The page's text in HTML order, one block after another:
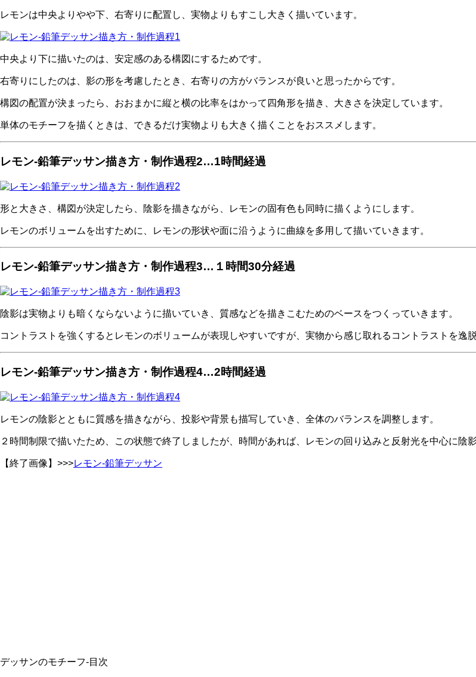
レモンは中央よりやや下、右寄りに配置し、実物よりもすこし大きく描いています。
中央より下に描いたのは、安定感のある構図にするためです。
右寄りにしたのは、影の形を考慮したとき、右寄りの方がバランスが良いと思ったからです。
構図の配置が決まったら、おおまかに縦と横の比率をはかって四角形を描き、大きさを決定しています。
単体のモチーフを描くときは、できるだけ実物よりも大きく描くことをおススメします。
レモン-鉛筆デッサン描き方・制作過程2…1時間経過
形と大きさ、構図が決定したら、陰影を描きながら、レモンの固有色も同時に描くようにします。
レモンのボリュームを出すために、レモンの形状や面に沿うように曲線を多用して描いていきます。
レモン-鉛筆デッサン描き方・制作過程3…１時間30分経過
陰影は実物よりも暗くならないように描いていき、質感などを描きこむためのベースをつくっていきます。
コントラストを強くするとレモンのボリュームが表現しやすいですが、実物から感じ取れるコントラストを逸
レモン-鉛筆デッサン描き方・制作過程4…2時間経過
レモンの陰影とともに質感を描きながら、投影や背景も描写していき、全体のバランスを調整します。
２時間制限で描いたため、この状態で終了しましたが、時間があれば、レモンの回り込みと反射光を中心に陰
【終了画像】>>>レモン-鉛筆デッサン
デッサンのモチーフ-目次